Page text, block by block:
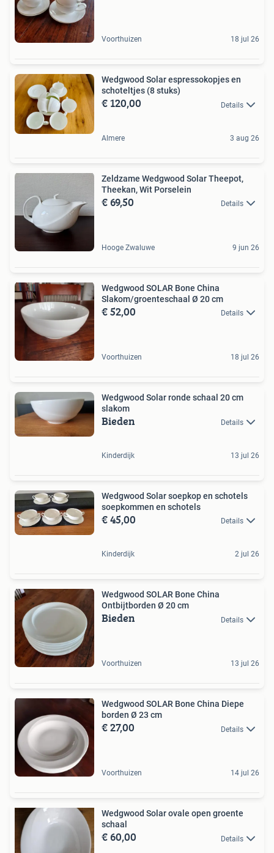
Voorthuizen 18 jul 26
Wedgwood Solar espressokopjes en
schoteltjes (8 stuks)
€ 120,00 Details
Almere 3 aug 26
Zeldzame Wedgwood Solar Theepot,
Theekan, Wit Porselein
€ 69,50 Details
Hooge Zwaluwe 9 jun 26
Wedgwood SOLAR Bone China
Slakom/groenteschaal Ø 20 cm
€ 52,00 Details
Voorthuizen 18 jul 26
Wedgwood Solar ronde schaal 20 cm
slakom
Bieden Details
Kinderdijk 13 jul 26
Wedgwood Solar soepkop en schotels
soepkommen en schotels
€ 45,00 Details
Kinderdijk 2 jul 26
Wedgwood SOLAR Bone China
Ontbijtborden Ø 20 cm
Bieden Details
Voorthuizen 13 jul 26
Wedgwood SOLAR Bone China Diepe
borden Ø 23 cm
€ 27,00 Details
Voorthuizen 14 jul 26
Wedgwood Solar ovale open groente
schaal
€ 60,00 Details